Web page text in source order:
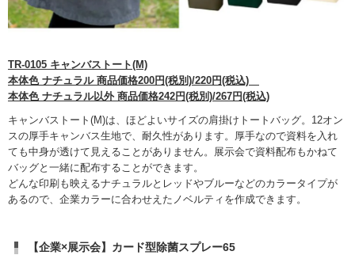
TR-0105 キャンバストート(M)
本体色 ナチュラル 商品価格200円(税別)/220円(税込)
本体色 ナチュラル以外 商品価格242円(税別)/267円(税込)
キャンバストート(M)は、ほどよいサイズの肩掛けトートバッグ。12オン
スの厚手キャンバス生地で、耐久性があります。厚手なので資料を入れ
ても中身が透けて見えることがありません。展示会で資料配布もかねて
バッグと一緒に配布することができます。
どんな印刷も映えるナチュラルとレッドやブルーなどのカラータイプが
あるので、企業カラーに合わせえたノベルティを作成できます。
【企業×展示会】カード型除菌スプレー65